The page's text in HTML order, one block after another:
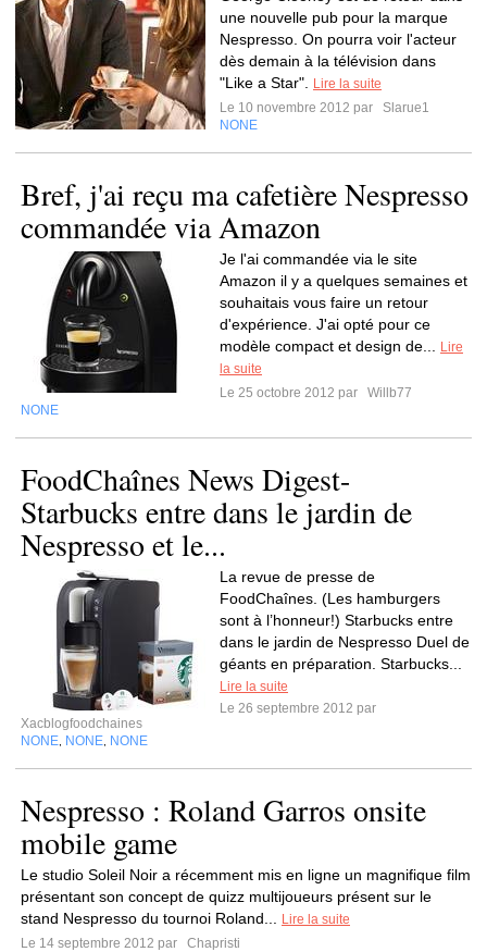
une nouvelle pub pour la marque
Nespresso. On pourra voir l'acteur
dès demain à la télévision dans
"Like a Star".
Lire la suite
Le 10 novembre 2012 par
Slarue1
NONE
Bref, j'ai reçu ma cafetière Nespresso
commandée via Amazon
Je l'ai commandée via le site
Amazon il y a quelques semaines et
souhaitais vous faire un retour
d'expérience. J'ai opté pour ce
modèle compact et design de...
Lire
la suite
Le 25 octobre 2012 par
Willb77
NONE
FoodChaînes News Digest-
Starbucks entre dans le jardin de
Nespresso et le...
La revue de presse de
FoodChaînes. (Les hamburgers
sont à l’honneur!) Starbucks entre
dans le jardin de Nespresso Duel de
géants en préparation. Starbucks...
Lire la suite
Le 26 septembre 2012 par
Xacblogfoodchaines
NONE NONE NONE
Nespresso : Roland Garros onsite
mobile game
Le studio Soleil Noir a récemment mis en ligne un magnifique film
présentant son concept de quizz multijoueurs présent sur le
stand Nespresso du tournoi Roland...
Lire la suite
Le 14 septembre 2012 par
Chapristi